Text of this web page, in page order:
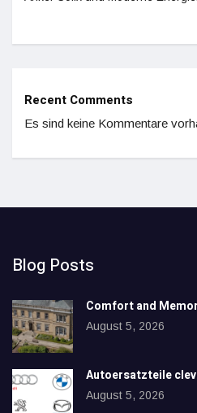
Recent Comments
Es sind keine Kommentare
Blog Posts
Comfort and
August 5, 2026
Autoersatzteile
August 5, 2026